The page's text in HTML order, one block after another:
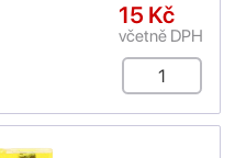
15 Kč
včetně DPH